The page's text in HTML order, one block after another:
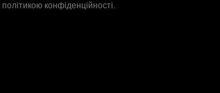
політикою конфіденційності.